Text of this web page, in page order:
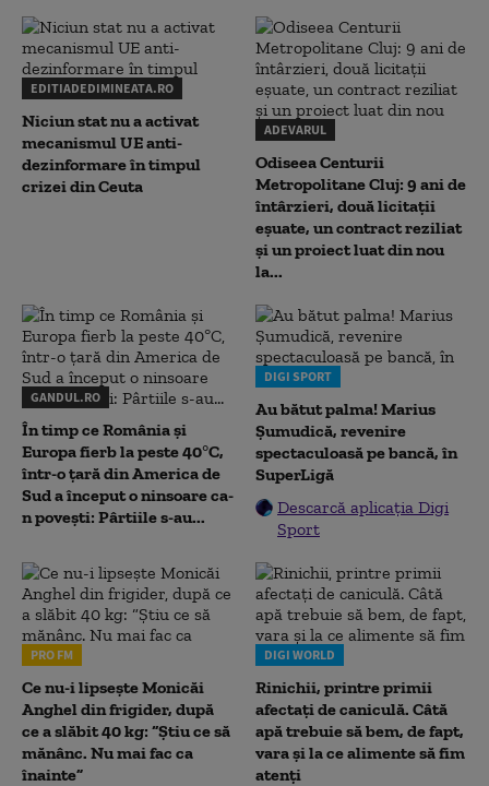
EDITIADEDIMINEATA.RO
Niciun stat nu a activat
mecanismul UE anti-
dezinformare în timpul
crizei din Ceuta
ADEVARUL
Odiseea Centurii
Metropolitane Cluj: 9 ani de
întârzieri, două licitații
eșuate, un contract reziliat
și un proiect luat din nou
la...
GANDUL.RO
În timp ce România și
Europa fierb la peste 40°C,
într-o țară din America de
Sud a început o ninsoare ca-
n povești: Pârtiile s-au...
DIGI SPORT
Au bătut palma! Marius
Șumudică, revenire
spectaculoasă pe bancă, în
SuperLigă
Descarcă aplicația Digi
Sport
PRO FM
Ce nu-i lipsește Monicăi
Anghel din frigider, după
ce a slăbit 40 kg: “Știu ce să
mănânc. Nu mai fac ca
înainte”
DIGI WORLD
Rinichii, printre primii
afectați de caniculă. Câtă
apă trebuie să bem, de fapt,
vara și la ce alimente să fim
atenți